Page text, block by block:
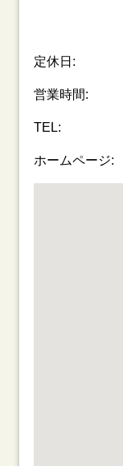
定休日:
営業時間:
TEL:
ホームページ: